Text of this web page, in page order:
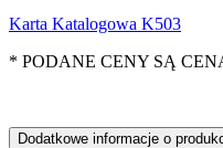
Karta Katalogowa K503
* PODANE CENY SĄ
Dodatkowe informacje o